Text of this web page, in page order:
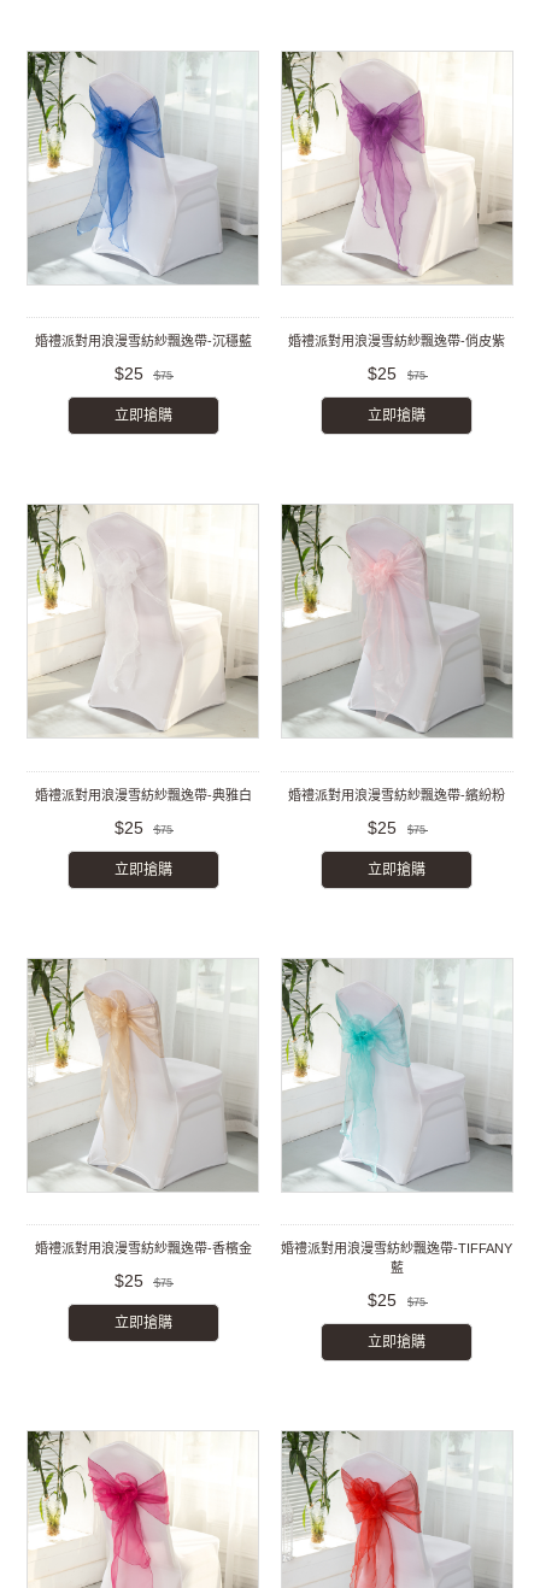
婚禮派對用浪漫雪紡紗飄逸帶-沉穩藍
$25 $75
立即搶購
婚禮派對用浪漫雪紡紗飄逸帶-俏皮紫
$25 $75
立即搶購
婚禮派對用浪漫雪紡紗飄逸帶-典雅白
$25 $75
立即搶購
婚禮派對用浪漫雪紡紗飄逸帶-繽紛粉
$25 $75
立即搶購
婚禮派對用浪漫雪紡紗飄逸帶-香檳金
$25 $75
立即搶購
婚禮派對用浪漫雪紡紗飄逸帶-TIFFANY
藍
$25 $75
立即搶購